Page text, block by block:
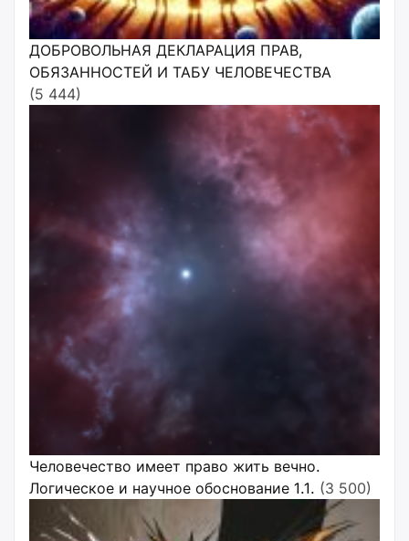
ДОБРОВОЛЬНАЯ ДЕКЛАРАЦИЯ ПРАВ,
ОБЯЗАННОСТЕЙ И ТАБУ ЧЕЛОВЕЧЕСТВА
(5 444)
Человечество имеет право жить вечно.
Логическое и научное обоснование 1.1. (3 500)